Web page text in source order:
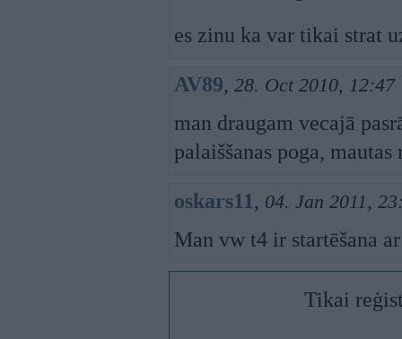
es zinu ka var tikai strat
AV89, 28. Oct 2010, 12:47
man draugam vecajā
palaiššanas poga,
oskars11 , 04. Jan 2011,
Man vw t4 ir startēšana
Tikai